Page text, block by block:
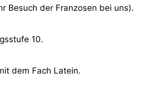
Besuch der Franzosen bei uns).
10.
dem Fach Latein.